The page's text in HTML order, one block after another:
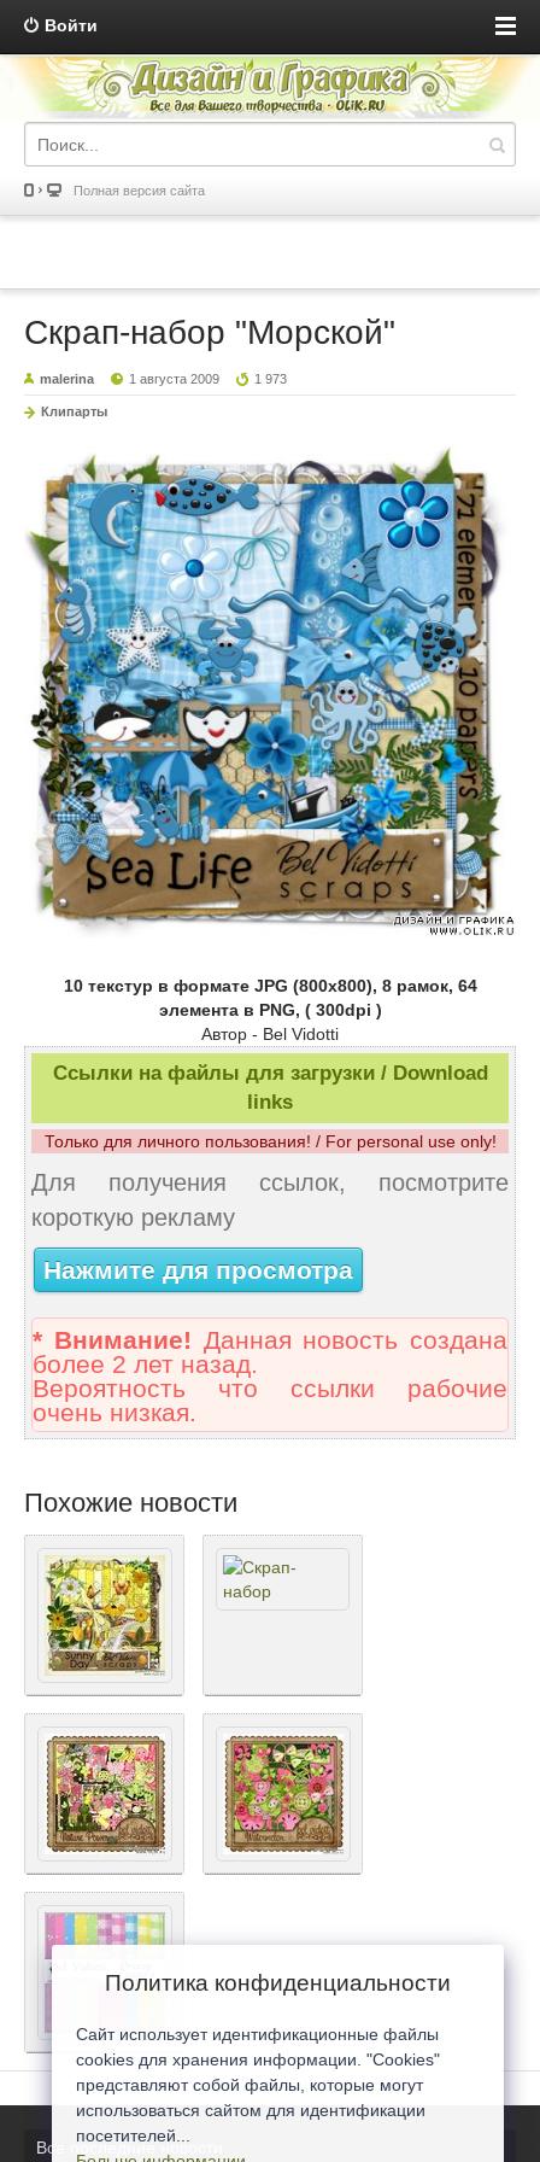
Войти
Полная версия сайта
Скрап-набор "Морской"
malerina 1 августа 2009 1 973
Клипарты
10 текстур в формате JPG (800x800), 8 рамок, 64
элемента в PNG, ( 300dpi )
Автор - Bel Vidotti
Ссылки на файлы для загрузки / Download
links
Только для личного пользования! / For personal use only!
Для получения ссылок, посмотрите
короткую рекламу
Нажмите для просмотра
* Внимание! Данная новость создана
более 2 лет назад.
Вероятность что ссылки рабочие
очень низкая.
Похожие новости
Все последние новости
Политика конфиденциальности
Сайт использует идентификационные файлы
cookies для хранения информации. "Cookies"
представляют собой файлы, которые могут
использоваться сайтом для идентификации
посетителей...